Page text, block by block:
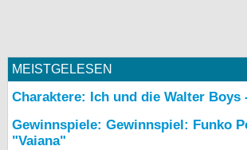
MEISTGELESEN
Charaktere: Ich und die Walter Boys
Gewinnspiele: Gewinnspiel: Funko
"Vaiana"
Forum
bei X
bei Facebook